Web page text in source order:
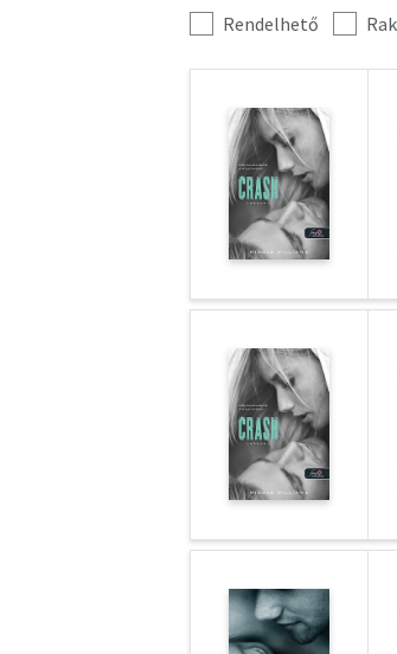
szűrés
További
szűrők
Rendelhető